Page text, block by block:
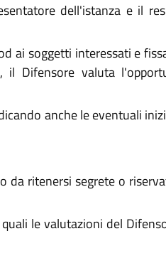
dell'istanza e il
ai soggetti interessati e
il Difensore valuta
anche le eventuali
da ritenersi segrete o
le valutazioni del